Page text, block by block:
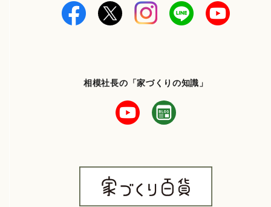
相模社長の「家づくりの知識」